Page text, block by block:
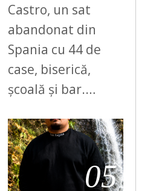
Castro, un sat
abandonat din
Spania cu 44 de
case, biserică,
școală și bar.…
05